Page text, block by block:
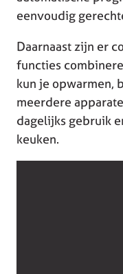
eenvoudig
Daarnaast zijn er
functies
kun je opwarmen,
meerdere
dagelijks gebruik
keuken.